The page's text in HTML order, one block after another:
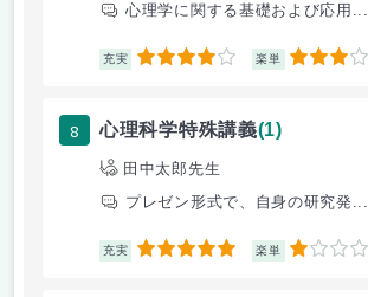
心理学に関する基礎および応用...
充実 4 楽単 3
8 心理科学特殊講義(1)
田中太郎先生
プレゼン形式で、自身の研究発...
充実 5 楽単 1